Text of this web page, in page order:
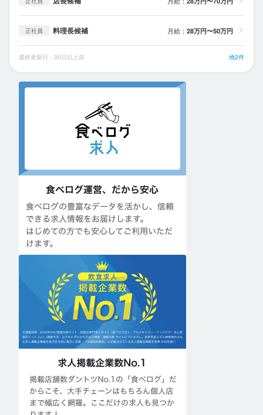
正社員 料理長候補 月給： 28万円〜50万円
最終更新日：30日以上前 他2件